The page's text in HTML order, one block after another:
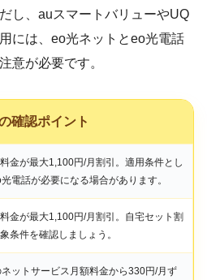
し、auスマートバリューやUQ
には、eo光ネットとeo光電話
意が必要です。
確認ポイント
金が最大1,100円/月割引。適用条件とし
電話が必要になる場合があります。
金が最大1,100円/月割引。自宅セット割
条件を確認しましょう。
ットサービス月額料金から330円/月ず